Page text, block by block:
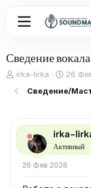
Сведение
А
т
р
т
м
irka-lirka
Д
т
н
а
ч
а
а
26
Сведение/
irka-
Активный
26 Фев 2026